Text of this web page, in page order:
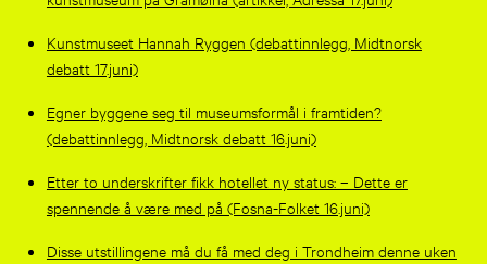
Kunstmuseet Hannah Ryggen (debattinnlegg, Midtnorsk
debatt 17.juni)
Egner byggene seg til museumsformål i framtiden?
(debattinnlegg, Midtnorsk debatt 16.juni)
Etter to underskrifter fikk hotellet ny status: – Dette er
spennende å være med på (Fosna-Folket 16.juni)
Disse utstillingene må du få med deg i Trondheim denne uken